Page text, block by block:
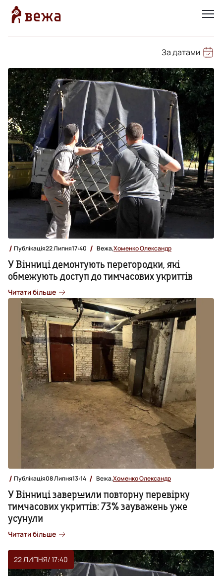
За датами
Публікація22 Липня17:40 Вежа,Хоменко Олександр
У Вінниці демонтують перегородки, які
обмежують доступ до тимчасових укриттів
Читати більше
Публікація08 Липня13:14 Вежа,Хоменко Олександр
У Вінниці завершили повторну перевірку
тимчасових укриттів: 73% зауважень уже
усунули
Читати більше
22 ЛИПНЯ/ 17:40